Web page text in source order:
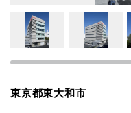
東京都東大和市